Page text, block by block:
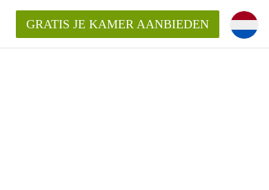
GRATIS JE KAMER AANBIEDEN